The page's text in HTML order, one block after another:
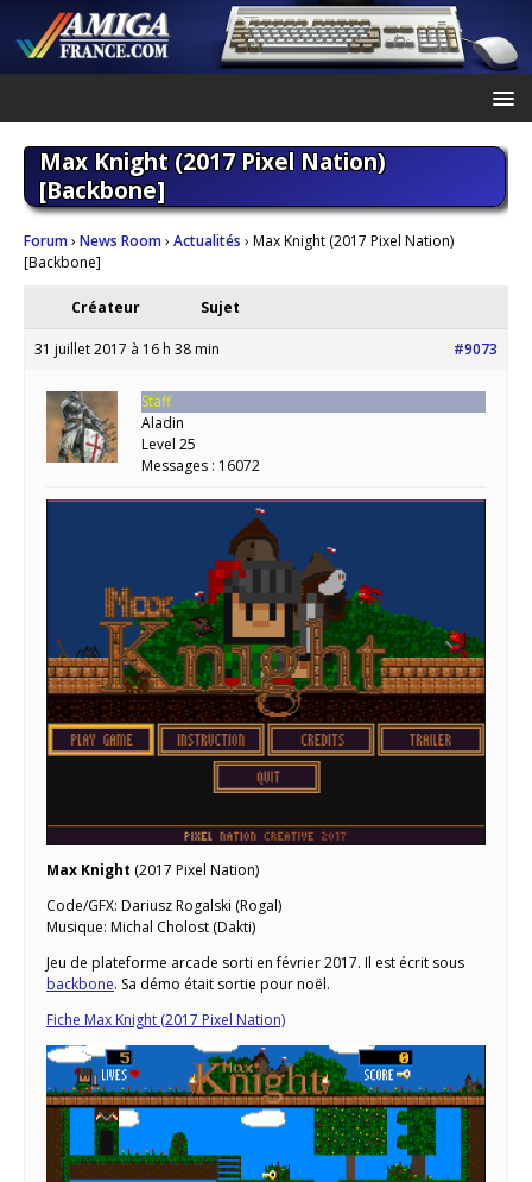
Max Knight (2017 Pixel Nation)
[Backbone]
Forum› News Room› Actualités › Max Knight (2017 Pixel Nation)
[Backbone]
Créateur Sujet
31 juillet 2017 à 16 h 38 min #9073
Staff
Aladin
Level 25
Messages : 16072
Max Knight (2017 Pixel Nation)
Code/GFX: Dariusz Rogalski (Rogal)
Musique: Michal Cholost (Dakti)
Jeu de plateforme arcade sorti en février 2017. Il est écrit sous
backbone. Sa démo était sortie pour noël.
Fiche Max Knight (2017 Pixel Nation)